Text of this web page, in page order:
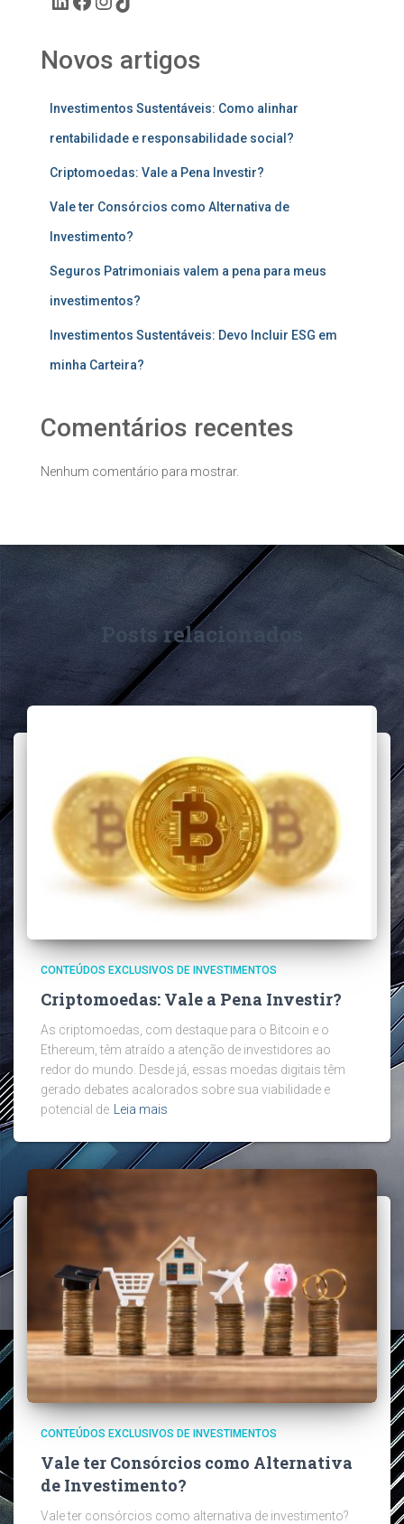
Novos artigos
Investimentos Sustentáveis: Como alinhar
rentabilidade e responsabilidade social?
Criptomoedas: Vale a Pena Investir?
Vale ter Consórcios como Alternativa de
Investimento?
Seguros Patrimoniais valem a pena para meus
investimentos?
Investimentos Sustentáveis: Devo Incluir ESG em
minha Carteira?
Comentários recentes
Nenhum comentário para mostrar.
Posts relacionados
CONTEÚDOS EXCLUSIVOS DE INVESTIMENTOS
Criptomoedas: Vale a Pena Investir?
As criptomoedas, com destaque para o Bitcoin e o
Ethereum, têm atraído a atenção de investidores ao
redor do mundo. Desde já, essas moedas digitais têm
gerado debates acalorados sobre sua viabilidade e
potencial de
Leia mais
CONTEÚDOS EXCLUSIVOS DE INVESTIMENTOS
Vale ter Consórcios como Alternativa
de Investimento?
Vale ter consórcios como alternativa de investimento?